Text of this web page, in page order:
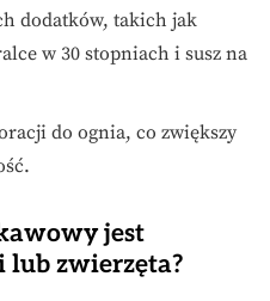
dodatków, takich jak
w 30 stopniach i susz na
do ognia, co zwiększy
jest
lub zwierzęta?